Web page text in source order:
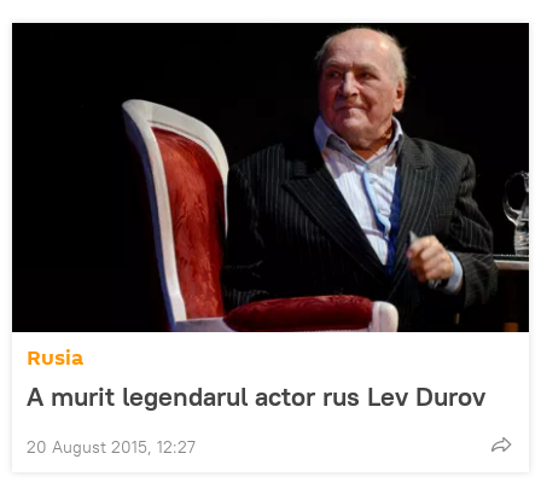
Rusia
A murit legendarul actor rus Lev Durov
20 August 2015, 12:27